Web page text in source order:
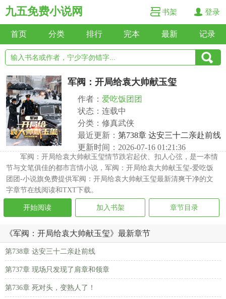
九五免费小说网 书架 登录
首页 分类 排行 完本 最新 记录
军阀：开局给袁大帅献玉玺
作者： 爱吃饭团团
状态：连载中
分类：修真武侠
最近更新： 第738章 达安三十二亲赴前线
更新时间：2026-07-16 01:21:36
军阀：开局给袁大帅献玉玺情节跌宕起伏、扣人心弦，是一本情
节与文笔俱佳的都市言情小说，军阀：开局给袁大帅献玉玺-爱吃饭
团团-小说旗免费提供军阀：开局给袁大帅献玉玺最新清爽干净的文
字章节在线阅读和TXT下载。
开始阅读 加入书架 章节目录
《军阀：开局给袁大帅献玉玺》最新章节
第738章 达安三十二亲赴前线
第737章 现场只发现了肩章和领章
第736章 死对头，变熟人了！